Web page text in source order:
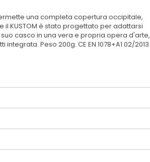
una completa copertura occipitale,
KUSTOM è stato progettato per adattarsi
casco in una vera e propria opera d'arte,
Peso 200g. CE EN 1078+A1 02/2013